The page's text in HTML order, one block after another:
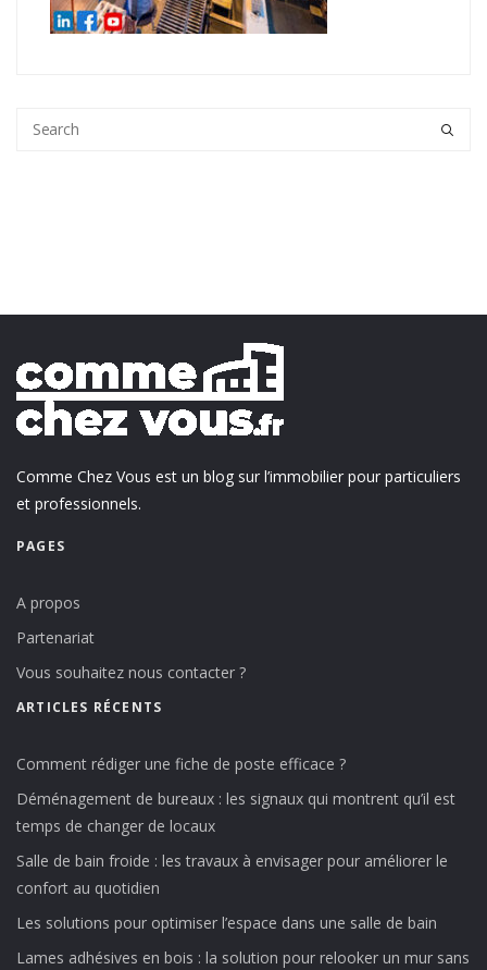
Comme Chez Vous est un blog sur l’immobilier pour particuliers
et professionnels.
PAGES
A propos
Partenariat
Vous souhaitez nous contacter ?
ARTICLES RÉCENTS
Comment rédiger une fiche de poste efficace ?
Déménagement de bureaux : les signaux qui montrent qu’il est
temps de changer de locaux
Salle de bain froide : les travaux à envisager pour améliorer le
confort au quotidien
Les solutions pour optimiser l’espace dans une salle de bain
Lames adhésives en bois : la solution pour relooker un mur sans